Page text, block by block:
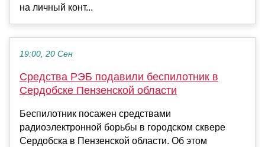
на личный конт...
19:00, 20 Сен
Средства РЭБ подавили беспилотник в
Сердобске Пензенской области
Беспилотник посажен средствами
радиоэлектронной борьбы в городском сквере
Сердобска в Пензенской области. Об этом